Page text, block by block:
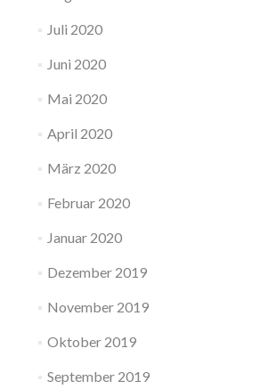
Juli 2020
Juni 2020
Mai 2020
April 2020
März 2020
Februar 2020
Januar 2020
Dezember 2019
November 2019
Oktober 2019
September 2019